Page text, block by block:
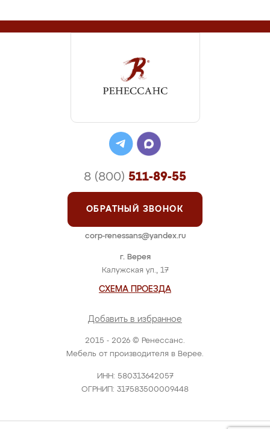
2015 - 2026 © Ренессанс.
Мебель от производителя в Верее.
ИНН: 580313642057
ОГРНИП: 317583500009448
г. Верея
Калужская ул., 17
СХЕМА ПРОЕЗДА
Добавить в избранное
8 (800) 511-89-55
ОБРАТНЫЙ ЗВОНОК
corp-renessans@yandex.ru